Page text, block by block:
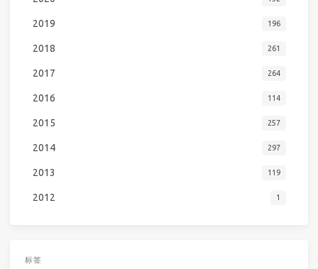
2019 196
2018 261
2017 264
2016 114
2015 257
2014 297
2013 119
2012 1
标签